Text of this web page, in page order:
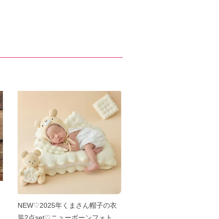
NEW♡2025年くまさん帽子の衣